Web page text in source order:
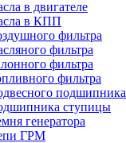
в двигателе
в КПП
фильтра
фильтра
фильтра
фильтра
подшипника
ступицы
генератора
ГРМ